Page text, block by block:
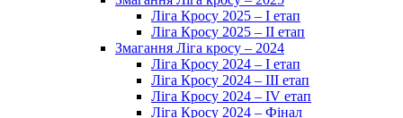
Ліга Кросу 2025 – I етап
Ліга Кросу 2025 – II етап
Змагання Ліга кросу – 2024
Ліга Кросу 2024 – I етап
Ліга Кросу 2024 – III етап
Ліга Кросу 2024 – IV етап
Ліга Кросу 2024 – Фінал